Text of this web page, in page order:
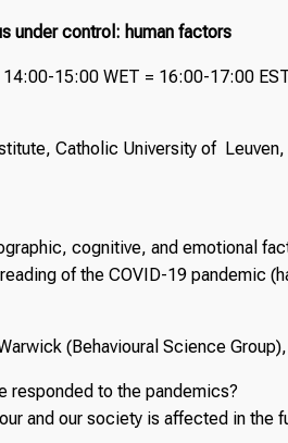
under control: human factors
15:00 WET = 16:00-17:00
Catholic University of Leuven,
cognitive, and emotional
of the COVID-19 pandemic
(Behavioural Science
responded to the pandemics?
and our society is affected in the